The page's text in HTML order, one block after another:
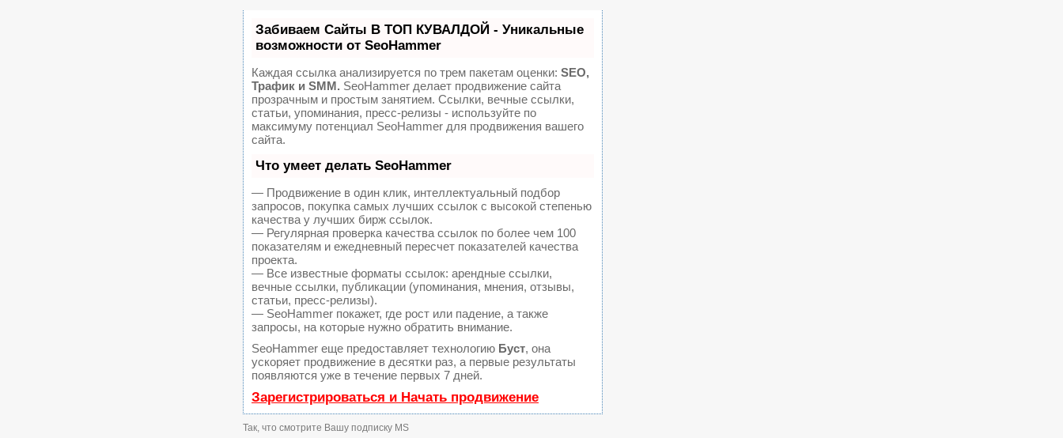
Забиваем Сайты В ТОП КУВАЛДОЙ - Уникальные
возможности от SeoHammer
Каждая ссылка анализируется по трем пакетам оценки: SEO,
Трафик и SMM. SeoHammer делает продвижение сайта
прозрачным и простым занятием. Ссылки, вечные ссылки,
статьи, упоминания, пресс-релизы - используйте по
максимуму потенциал SeoHammer для продвижения вашего
сайта.
Что умеет делать SeoHammer
— Продвижение в один клик, интеллектуальный подбор
запросов, покупка самых лучших ссылок с высокой степенью
качества у лучших бирж ссылок.
— Регулярная проверка качества ссылок по более чем 100
показателям и ежедневный пересчет показателей качества
проекта.
— Все известные форматы ссылок: арендные ссылки,
вечные ссылки, публикации (упоминания, мнения, отзывы,
статьи, пресс-релизы).
— SeoHammer покажет, где рост или падение, а также
запросы, на которые нужно обратить внимание.
SeoHammer еще предоставляет технологию Буст, она
ускоряет продвижение в десятки раз, а первые результаты
появляются уже в течение первых 7 дней.
Зарегистрироваться и Начать продвижение
Так, что смотрите Вашу подписку MS